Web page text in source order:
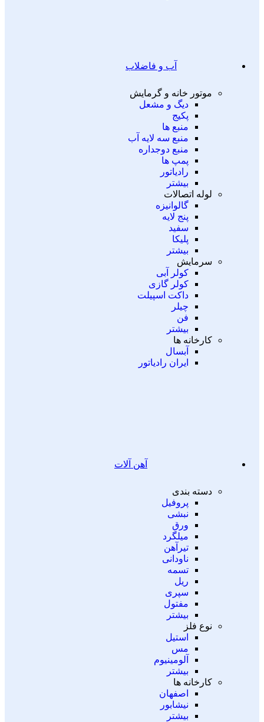
آب و فاضلاب
موتور خانه و گرمایش
دیگ و مشعل
پکیج
منبع ها
منبع سه لایه آب
منبع دوجداره
پمپ ها
رادیاتور
بیشتر
لوله اتصالات
گالوانیزه
پنج لایه
سفید
پلیکا
بیشتر
سرمایش
کولر آبی
کولر گازی
داکت اسپیلت
چیلر
فن
بیشتر
کارخانه ها
آبسال
ایران رادیاتور
آهن آلات
دسته بندی
پروفیل
نبشی
ورق
میلگرد
تیرآهن
ناودانی
تسمه
ریل
سپری
مفتول
بیشتر
نوع فلز
استیل
مس
آلومینیوم
بیشتر
کارخانه ها
اصفهان
نیشابور
بیشتر